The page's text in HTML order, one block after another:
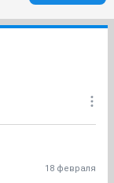
18 февраля